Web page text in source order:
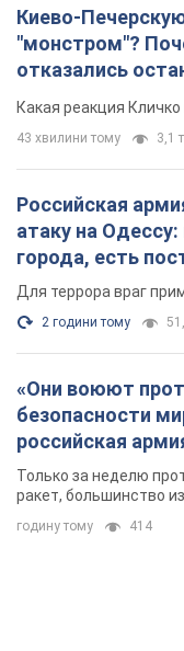
атаку на
города, есть
Для террора враг
2 години тому
«Они воюют
безопасности
российская
Одессе
Только за неделю